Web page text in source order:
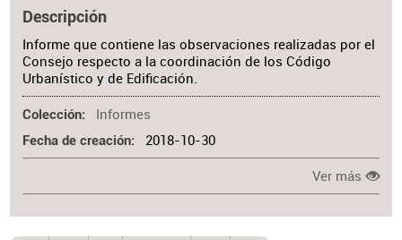
Descripción
Informe que contiene las observaciones realizadas por el
Consejo respecto a la coordinación de los Código
Urbanístico y de Edificación.
Colección Informes
Fecha de creación 2018-10-30
Ver más